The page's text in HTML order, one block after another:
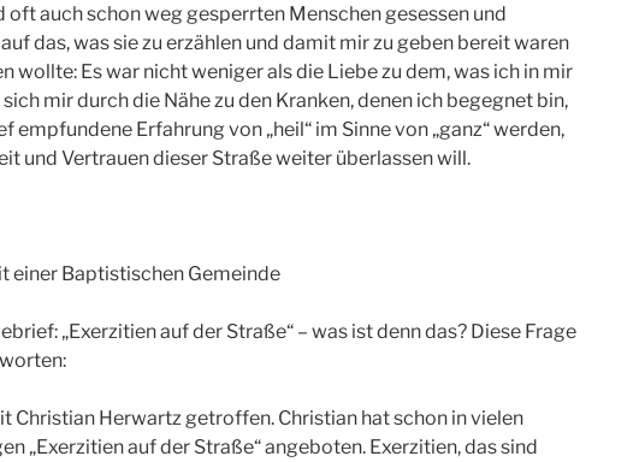
auch schon weg gesperrten Menschen gesessen und
das, was sie zu erzählen und damit mir zu geben bereit waren
wollte: Es war nicht weniger als die Liebe zu dem, was ich in mir
mir durch die Nähe zu den Kranken, denen ich begegnet bin,
empfundene Erfahrung von „heil“ im Sinne von „ganz“ werden,
und Vertrauen dieser Straße weiter überlassen will.
einer Baptistischen Gemeinde
„Exerzitien auf der Straße“ – was ist denn das? Diese Frage
Christian Herwartz getroffen. Christian hat schon in vielen
„Exerzitien auf der Straße“ angeboten. Exerzitien, das sind